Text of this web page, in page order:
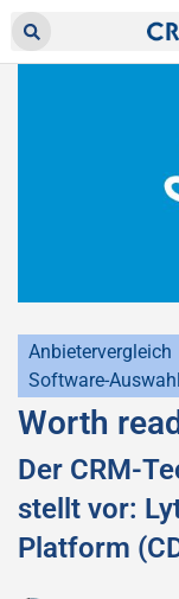
Anbietervergleich
Software-Auswahl
Worth
Der CRM-
stellt vor:
Platform